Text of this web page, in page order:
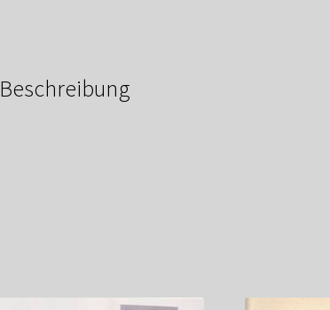
Beschreibung